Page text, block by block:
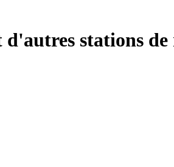
d'autres stations